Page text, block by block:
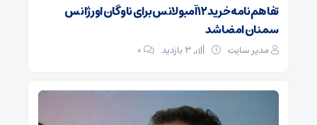
تفاهم‌نامه خرید ۱۲ آمبولانس برای ناوگان اورژانس
سمنان امضا شد
مدیر سایت ۰